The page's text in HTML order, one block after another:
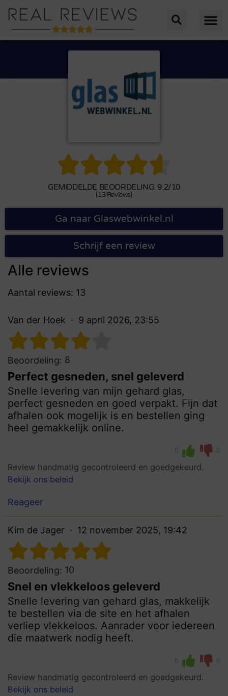

GEMIDDELDE BEOORDELING: 9.2/10
(13 Reviews)
Ga naar Glaswebwinkel.nl
Schrijf een review
Alle reviews
Aantal reviews: 13
Van der Hoek 9 april 2026, 23:55
Beoordeling: 8
Perfect gesneden, snel geleverd
Snelle levering van mijn gehard glas,
perfect gesneden en goed verpakt. Fijn dat
afhalen ook mogelijk is en bestellen ging
heel gemakkelijk online.
0 0
Review handmatig gecontroleerd en goedgekeurd.
Bekijk ons beleid
Reageer
Kim de Jager 12 november 2025, 19:42
Beoordeling: 10
Snel en vlekkeloos geleverd
Snelle levering van gehard glas, makkelijk
te bestellen via de site en het afhalen
verliep vlekkeloos. Aanrader voor iedereen
die maatwerk nodig heeft.
0 0
Review handmatig gecontroleerd en goedgekeurd.
Bekijk ons beleid